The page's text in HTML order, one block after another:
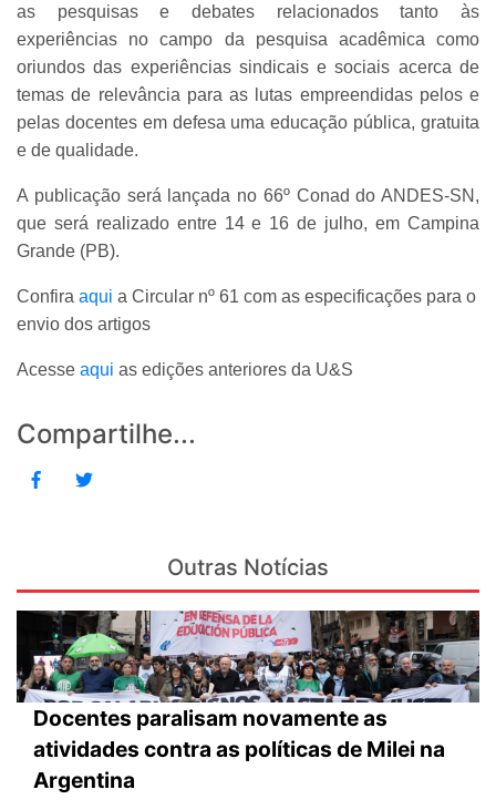
as pesquisas e debates relacionados tanto às
experiências no campo da pesquisa acadêmica como
oriundos das experiências sindicais e sociais acerca de
temas de relevância para as lutas empreendidas pelos e
pelas docentes em defesa uma educação pública, gratuita
e de qualidade.
A publicação será lançada no 66º Conad do ANDES-SN,
que será realizado entre 14 e 16 de julho, em Campina
Grande (PB).
Confira aqui a Circular nº 61 com as especificações para o
envio dos artigos
Acesse aqui as edições anteriores da U&S
Compartilhe...
Outras Notícias
Docentes paralisam novamente as
atividades contra as políticas de Milei na
Argentina